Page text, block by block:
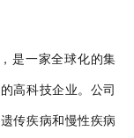
是一家全球化的集
高科技企业。公司
传疾病和慢性疾病